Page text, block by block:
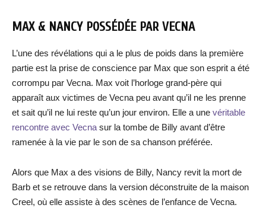
MAX & NANCY POSSÉDÉE PAR VECNA
L’une des révélations qui a le plus de poids dans la première
partie est la prise de conscience par Max que son esprit a été
corrompu par Vecna. Max voit l’horloge grand-père qui
apparaît aux victimes de Vecna peu avant qu’il ne les prenne
et sait qu’il ne lui reste qu’un jour environ. Elle a une véritable
rencontre avec Vecna sur la tombe de Billy avant d’être
ramenée à la vie par le son de sa chanson préférée.
Alors que Max a des visions de Billy, Nancy revit la mort de
Barb et se retrouve dans la version déconstruite de la maison
Creel, où elle assiste à des scènes de l’enfance de Vecna.